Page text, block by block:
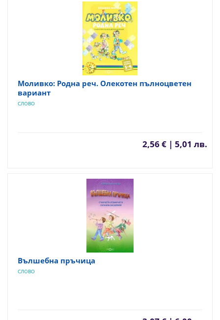
Моливко: Родна реч. Олекотен пълноцветен
вариант
СЛОВО
2,56 € | 5,01 лв.
Вълшебна пръчица
СЛОВО